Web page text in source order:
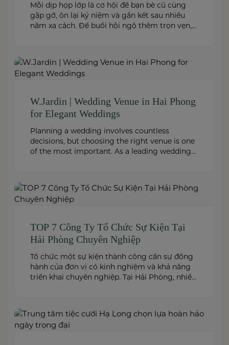
Mỗi dịp họp lớp là cơ hội để bạn bè cũ cùng
gặp gỡ, ôn lại kỷ niệm và gắn kết sau nhiều
năm xa cách. Để buổi hội ngộ thêm trọn vẹn,
W.Jardin | Wedding Venue in Hai Phong
for Elegant Weddings
Planning a wedding involves countless
decisions, but choosing the right venue is one
of the most important. As a leading wedding
premium cuisine prepared under the ISO
22000:2018 food safety management system,
and dedicated event support to help couples
TOP 7 Công Ty Tổ Chức Sự Kiện Tại
Hải Phòng Chuyên Nghiệp
Tổ chức một sự kiện thành công cần sự đồng
hành của đơn vị có kinh nghiệm và khả năng
triển khai chuyên nghiệp. Tại Hải Phòng, nhiều